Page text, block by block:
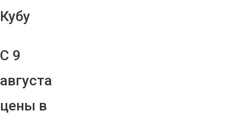
Кубу
С 9
августа
цены в